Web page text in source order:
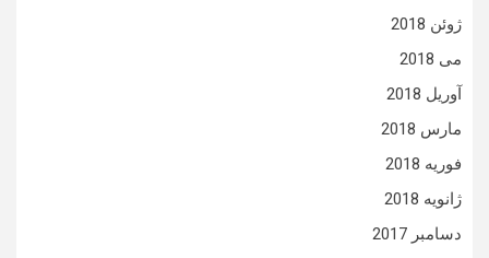
ژوئن 2018
می 2018
آوریل 2018
مارس 2018
فوریه 2018
ژانویه 2018
دسامبر 2017